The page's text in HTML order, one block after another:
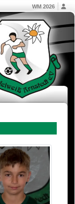
WM 2026